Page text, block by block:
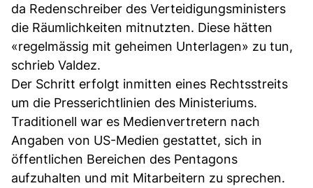
da Redenschreiber des Verteidigungsministers
die Räumlichkeiten mitnutzten. Diese hätten
«regelmässig mit geheimen Unterlagen» zu tun,
schrieb Valdez.
Der Schritt erfolgt inmitten eines Rechtsstreits
um die Presserichtlinien des Ministeriums.
Traditionell war es Medienvertretern nach
Angaben von US-Medien gestattet, sich in
öffentlichen Bereichen des Pentagons
aufzuhalten und mit Mitarbeitern zu sprechen.